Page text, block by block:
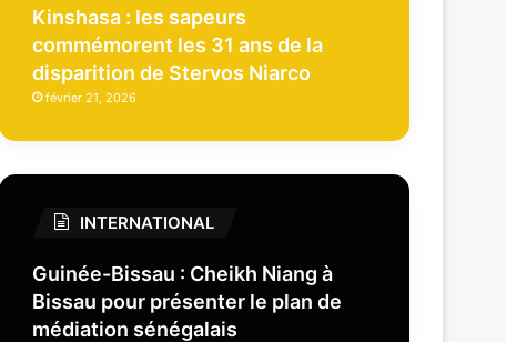
Kinshasa : les sapeurs
commémorent les 31 ans de la
disparition de Stervos Niarco
février 21, 2026
INTERNATIONAL
Guinée-Bissau : Cheikh Niang à
Bissau pour présenter le plan de
médiation sénégalais